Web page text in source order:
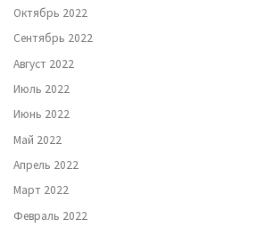
Октябрь 2022
Сентябрь 2022
Август 2022
Июль 2022
Июнь 2022
Май 2022
Апрель 2022
Март 2022
Февраль 2022